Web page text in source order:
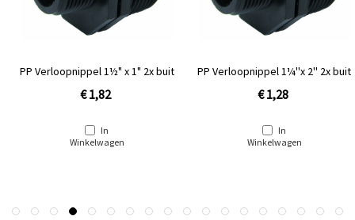
PP Verloopnippel 1½" x 1" 2x buit
€ 1,82
In
Winkelwagen
PP Verloopnippel 1¼''x 2'' 2x buit
€ 1,28
In
Winkelwagen